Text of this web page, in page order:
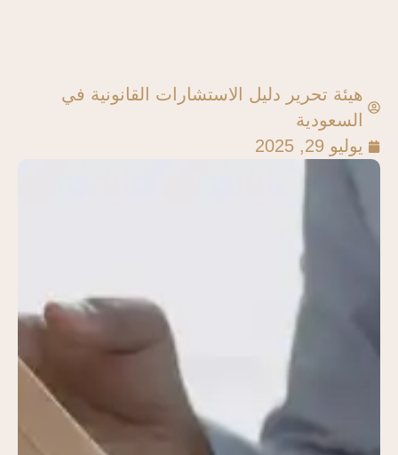
هيئة تحرير دليل الاستشارات القانونية في
السعودية
يوليو 29, 2025